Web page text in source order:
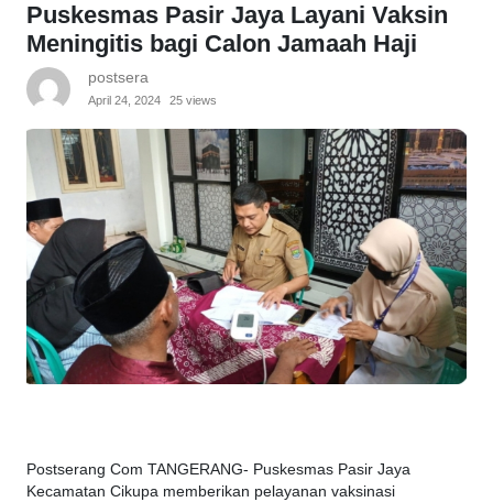
Puskesmas Pasir Jaya Layani Vaksin
Meningitis bagi Calon Jamaah Haji
postsera
April 24, 2024 25 views
Postserang Com TANGERANG- Puskesmas Pasir Jaya
Kecamatan Cikupa memberikan pelayanan vaksinasi